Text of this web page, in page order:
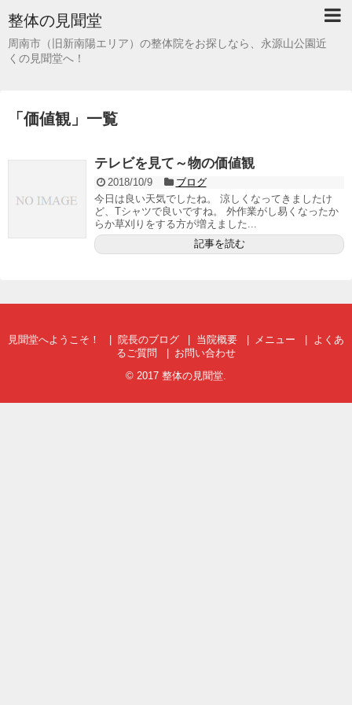
整体の見聞堂
周南市（旧新南陽エリア）の整体院をお探しなら、永源山公園近
くの見聞堂へ！
「 価値観」 一覧
テレビを見て～物の価値観
2018/10/9
ブログ
今日は良い天気でしたね。 涼しくなってきましたけ
ど、Tシャツで良いですね。 外作業がし易くなったか
らか草刈りをする方が増えました...
記事を読む
見聞堂へようこそ！ 院長のブログ 当院概要 メニュー
よくあ
るご質問
お問い合わせ
© 2017 整体の見聞堂.